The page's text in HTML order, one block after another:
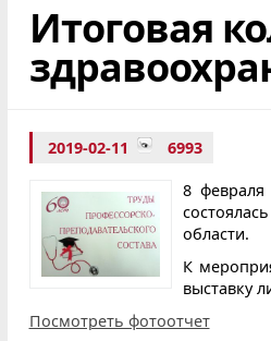
Итоговая
2019-02-11 6993
8 февраля
области.
К
выставку
Посмотреть фотоотчет